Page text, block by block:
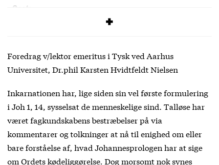
Cost:
Foredrag v/lektor emeritus i Tysk ved Aarhus
Universitet, Dr.phil Karsten Hvidtfeldt Nielsen
Inkarnationen har, lige siden sin vel første formulering
i Joh 1, 14, sysselsat de menneskelige sind. Talløse har
været fagkundskabens bestræbelser på via
kommentarer og tolkninger at nå til enighed om eller
bare forståelse af, hvad Johannesprologen har at sige
om Ordets kødeliggørelse. Dog morsomt nok synes